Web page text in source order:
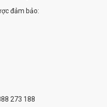
đảm bảo:
273 188